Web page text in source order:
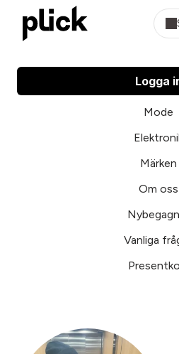
Logga
Mode
Märken
Om oss
Vanliga